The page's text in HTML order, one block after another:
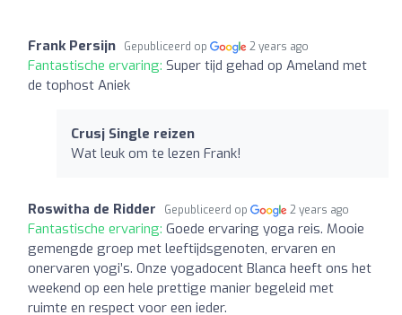
Frank Persijn Gepubliceerd op 2 years ago
Fantastische ervaring: Super tijd gehad op Ameland met
de tophost Aniek
Crusj Single reizen
Wat leuk om te lezen Frank!
Roswitha de Ridder Gepubliceerd op 2 years ago
Fantastische ervaring: Goede ervaring yoga reis. Mooie
gemengde groep met leeftijdsgenoten, ervaren en
onervaren yogi’s. Onze yogadocent Blanca heeft ons het
weekend op een hele prettige manier begeleid met
ruimte en respect voor een ieder.